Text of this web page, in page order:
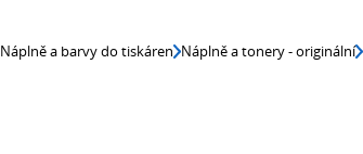
Náplně a barvy do tiskáren Náplně a tonery - originální